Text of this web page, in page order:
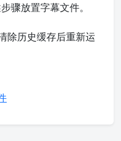
骤放置字幕文件。
除历史缓存后重新运